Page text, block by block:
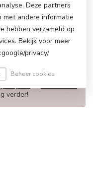
€221,50
OVER DIT
onze
of+31 40 282
verder!
Deze partners
met andere informatie
hebben verzameld op
Bekijk voor meer
privacy/
Beheer cookies